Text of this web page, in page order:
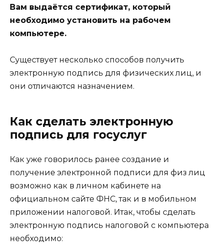
Вам выдаётся сертификат, который
необходимо установить на рабочем
компьютере.
Существует несколько способов получить
электронную подпись для физических лиц, и
они отличаются назначением.
Как сделать электронную
подпись для госуслуг
Как уже говорилось ранее создание и
получение электронной подписи для физ лиц
возможно как в личном кабинете на
официальном сайте ФНС, так и в мобильном
приложении налоговой. Итак, чтобы сделать
электронную подпись налоговой с компьютера
необходимо: